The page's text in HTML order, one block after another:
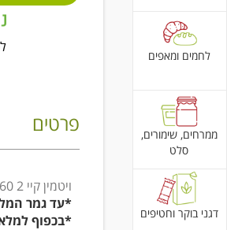
לחמים ומאפים
ממרחים, שימורים,
סלט
דגני בוקר וחטיפים
פרטים
ויטמין קיי 2 60 כמוסות צמחיות - נייצרספרו
*עד גמר
*בכפוף